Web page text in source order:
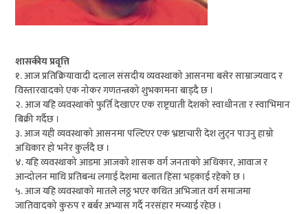
शासकीय प्रवृत्ति
१. आज प्रतिक्रियावादी दलाल संसदीय व्यवस्थाको आसनमा बसेर साम्राज्यवाद र
विस्तारवादको एक नोकर गणतन्त्रको शुभकामना बाड्दै छ ।
२. आज यहि व्यवस्थाको फुर्ति देखाएर एक राष्ट्रघाती देशको स्वाधीनता र स्वाभिमान
बिक्री गर्दैछ ।
३. आज यही व्यवस्थाको आसनमा पल्टिएर एक भ्रष्टाचारी देश लुट्न पाउनु हाम्रो
अधिकार हो भनेर कुर्लदै छ ।
४. यहि व्यवस्थाको आडमा आजको शासक वर्ग जनताको अधिकार, आवाज र
आन्दोलन माथि प्रतिबन्ध लगाई देशमा बलात हिंसा भड्काई रहेको छ ।
५. आज यहि व्यवस्थाको मातले लठ्ठ भएर कथित अभिजात वर्ग समाजमा
जातिवादको कुरुप र बर्बर अभ्यास गर्दै नरसंहार मच्याई रहेछ ।